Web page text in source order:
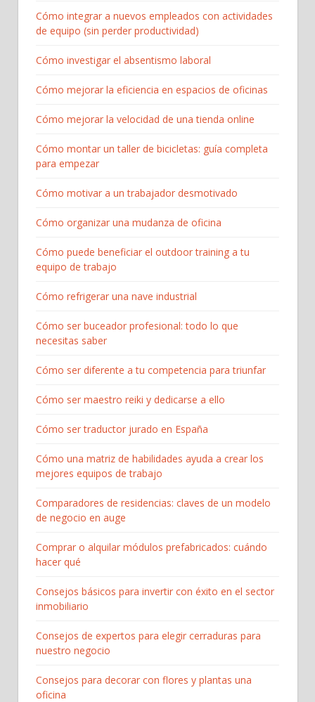
Cómo integrar a nuevos empleados con actividades
de equipo (sin perder productividad)
Cómo investigar el absentismo laboral
Cómo mejorar la eficiencia en espacios de oficinas
Cómo mejorar la velocidad de una tienda online
Cómo montar un taller de bicicletas: guía completa
para empezar​
Cómo motivar a un trabajador desmotivado
Cómo organizar una mudanza de oficina
Cómo puede beneficiar el outdoor training a tu
equipo de trabajo
Cómo refrigerar una nave industrial
Cómo ser buceador profesional: todo lo que
necesitas saber
Cómo ser diferente a tu competencia para triunfar
Cómo ser maestro reiki y dedicarse a ello
Cómo ser traductor jurado en España
Cómo una matriz de habilidades ayuda a crear los
mejores equipos de trabajo
Comparadores de residencias: claves de un modelo
de negocio en auge
Comprar o alquilar módulos prefabricados: cuándo
hacer qué
Consejos básicos para invertir con éxito en el sector
inmobiliario
Consejos de expertos para elegir cerraduras para
nuestro negocio
Consejos para decorar con flores y plantas una
oficina